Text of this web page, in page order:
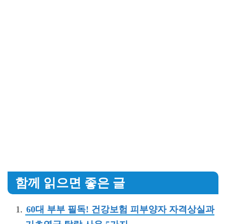
함께 읽으면 좋은 글
60대 부부 필독! 건강보험 피부양자 자격상실과